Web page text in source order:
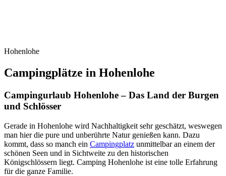
Hohenlohe
Campingplätze in Hohenlohe
Campingurlaub Hohenlohe – Das Land der Burgen
und Schlösser
Gerade in Hohenlohe wird Nachhaltigkeit sehr geschätzt, weswegen
man hier die pure und unberührte Natur genießen kann. Dazu
kommt, dass so manch ein Campingplatz unmittelbar an einem der
schönen Seen und in Sichtweite zu den historischen
Königschlössern liegt. Camping Hohenlohe ist eine tolle Erfahrung
für die ganze Familie.